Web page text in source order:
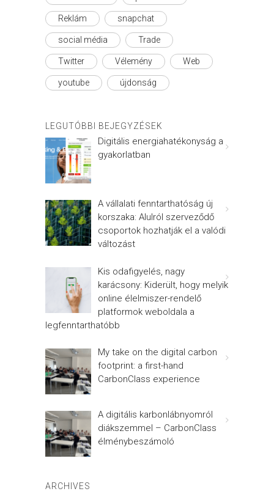
Reklám snapchat
social média Trade
Twitter Vélemény Web
youtube újdonság
LEGUTÓBBI BEJEGYZÉSEK
Digitális energiahatékonyság a
gyakorlatban
A vállalati fenntarthatóság új
korszaka: Alulról szerveződő
csoportok hozhatják el a valódi
változást
Kis odafigyelés, nagy
karácsony: Kiderült, hogy melyik
online élelmiszer-rendelő
platformok weboldala a
legfenntarthatóbb
My take on the digital carbon
footprint: a first-hand
CarbonClass experience
A digitális karbonlábnyomról
diákszemmel – CarbonClass
élménybeszámoló
ARCHIVES